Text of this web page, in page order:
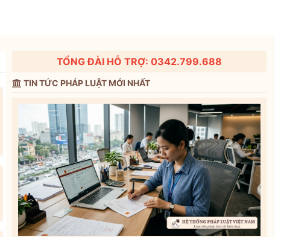
TỔNG ĐÀI HỖ TRỢ: 0342.799.688
TIN TỨC PHÁP LUẬT MỚI NHẤT